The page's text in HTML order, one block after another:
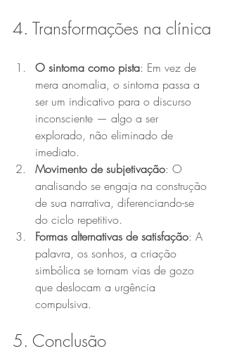
4. Transformações na clínica
O sintoma como pista: Em vez de
mera anomalia, o sintoma passa a
ser um indicativo para o discurso
inconsciente — algo a ser
explorado, não eliminado de
imediato.
Movimento de subjetivação: O
analisando se engaja na construção
de sua narrativa, diferenciando-se
do ciclo repetitivo.
Formas alternativas de satisfação: A
palavra, os sonhos, a criação
simbólica se tornam vias de gozo
que deslocam a urgência
compulsiva.
5. Conclusão